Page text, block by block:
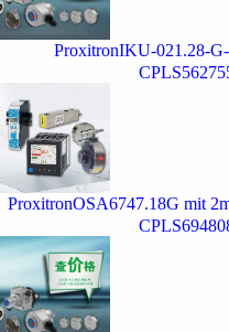
ProxitronIKU-021.28-
ProxitronOSA6747.18G mit